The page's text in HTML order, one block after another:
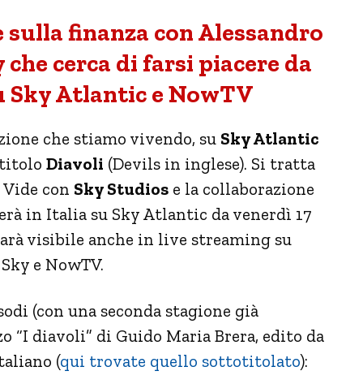
sulla finanza con Alessandro
cerca di farsi piacere da
Sky Atlantic e NowTV
che stiamo vivendo, su Sky Atlantic
Diavoli (Devils in inglese). Si tratta
con Sky Studios e la collaborazione
in Italia su Sky Atlantic da venerdì 17
visibile anche in live streaming su
e NowTV.
(con una seconda stagione già
“I diavoli” di Guido Maria Brera, edito da
(qui trovate quello sottotitolato):